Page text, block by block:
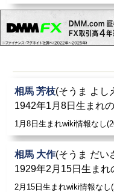
相馬 芳枝(そうま よし
1942年1月8日生まれ
1月8日生まれwiki情報なし
相馬 大作(そうま だい
1929年2月15日生まれ
2月15日生まれwiki情報なし